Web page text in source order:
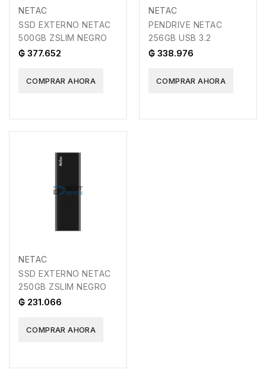
NETAC
SSD EXTERNO NETAC
500GB ZSLIM NEGRO
₲ 377.652
COMPRAR AHORA
NETAC
PENDRIVE NETAC
256GB USB 3.2
₲ 338.976
COMPRAR AHORA
NETAC
SSD EXTERNO NETAC
250GB ZSLIM NEGRO
₲ 231.066
COMPRAR AHORA